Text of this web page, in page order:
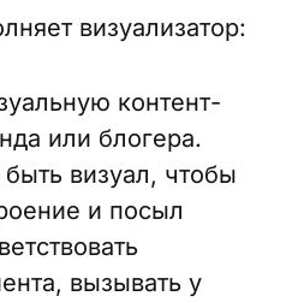
визуализатор:
контент-
или блогера.
визуал, чтобы
и посыл
вызывать у